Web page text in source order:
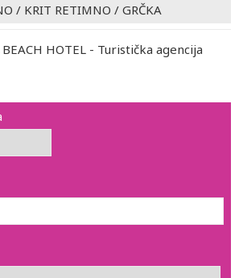
/ KRIT RETIMNO / GRČKA
HOTEL - Turistička agencija